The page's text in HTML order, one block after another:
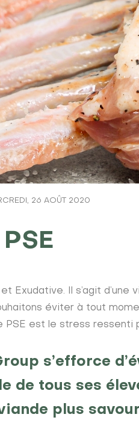
26 AOÛT 2020
Exudative. Il s’agit
éviter à tout
PSE est le stress
s’efforce
de tous ses
plus